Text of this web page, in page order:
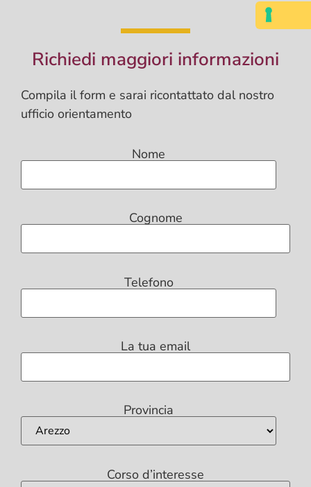
Richiedi maggiori informazioni
Compila il form e sarai ricontattato dal nostro
ufficio orientamento
Nome
Cognome
Telefono
La tua email
Provincia
Corso d’interesse